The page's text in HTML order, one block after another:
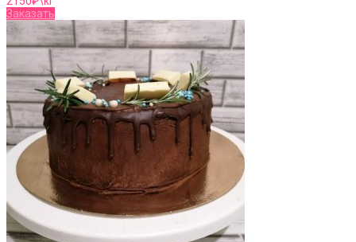
Заказать